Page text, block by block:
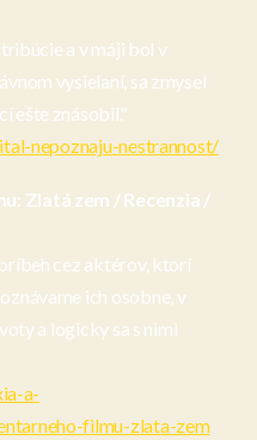
a v máji bol v
vysielaní, sa zmysel
ešte znásobil."
nepoznaju-nestrannost/
Zlatá zem / Recenzia /
cez aktérov, ktorí
ich osobne, v
a logicky sa s nimi
a-
filmu-zlata-zem